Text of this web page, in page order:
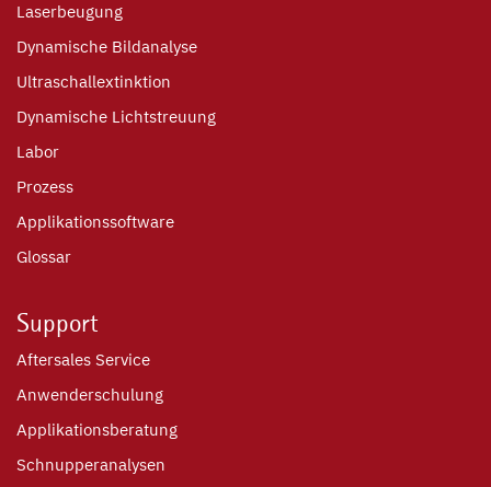
Laserbeugung
Dynamische Bildanalyse
Ultraschallextinktion
Dynamische Lichtstreuung
Labor
Prozess
Applikationssoftware
Glossar
Support
Aftersales Service
Anwenderschulung
Applikationsberatung
Schnupperanalysen